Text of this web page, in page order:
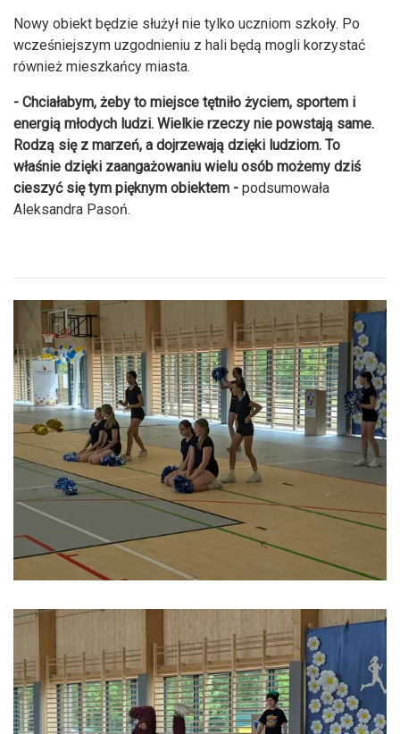
Nowy obiekt będzie służył nie tylko uczniom szkoły. Po
wcześniejszym uzgodnieniu z hali będą mogli korzystać
również mieszkańcy miasta.
- Chciałabym, żeby to miejsce tętniło życiem, sportem i
energią młodych ludzi. Wielkie rzeczy nie powstają same.
Rodzą się z marzeń, a dojrzewają dzięki ludziom. To
właśnie dzięki zaangażowaniu wielu osób możemy dziś
cieszyć się tym pięknym obiektem - podsumowała
Aleksandra Pasoń.